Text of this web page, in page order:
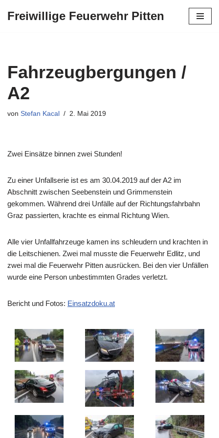
Freiwillige Feuerwehr Pitten
Fahrzeugbergungen /
A2
von Stefan Kacal 2. Mai 2019
Zwei Einsätze binnen zwei Stunden!
Zu einer Unfallserie ist es am 30.04.2019 auf der A2 im
Abschnitt zwischen Seebenstein und Grimmenstein
gekommen. Während drei Unfälle auf der Richtungsfahrbahn
Graz passierten, krachte es einmal Richtung Wien.
Alle vier Unfallfahrzeuge kamen ins schleudern und krachten in
die Leitschienen. Zwei mal musste die Feuerwehr Edlitz, und
zwei mal die Feuerwehr Pitten ausrücken. Bei den vier Unfällen
wurde eine Person unbestimmten Grades verletzt.
Bericht und Fotos: Einsatzdoku.at